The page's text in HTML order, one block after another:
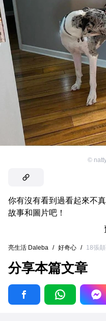
©
你有沒有看到過看起來不
故事和圖片吧！
亮生活 Daleba / 好奇心 / 18張
分享本篇文章